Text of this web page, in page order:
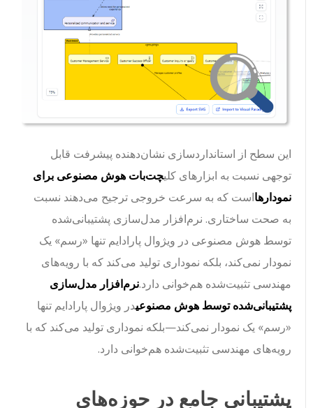
این سطح از استانداردسازی نشان‌دهنده پیشرفت قابل
توجهی نسبت به ابزارهای کلیچت‌بات هوش مصنوعی برای
نمودارهااست که به سرعت خروجی ترجیح می‌دهند نسبت
به صحت ساختاری. نرم‌افزار مدل‌سازی پشتیبانی‌شده
توسط هوش مصنوعی در ویژوال پارادایم تنها «رسم» یک
نمودار نمی‌کند، بلکه نموداری تولید می‌کند که با رویه‌های
مهندسی تثبیت‌شده هم‌خوانی دارد. نرم‌افزار مدل‌سازی
پشتیبانی‌شده توسط هوش مصنوعیدر ویژوال پارادایم تنها
«رسم» یک نمودار نمی‌کند—بلکه نموداری تولید می‌کند که با
رویه‌های مهندسی تثبیت‌شده هم‌خوانی دارد.
پشتیبانی جامع در حوزه‌های